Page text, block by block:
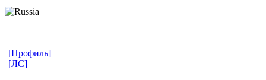
[Профиль]
[ЛС]